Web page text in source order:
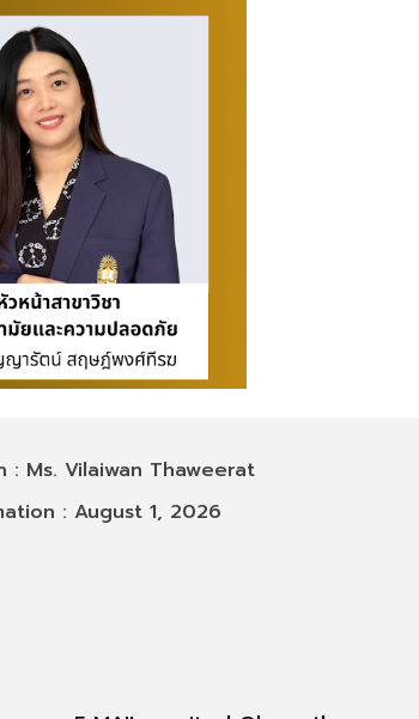
Ms. Vilaiwan Thaweerat
: August 1, 2026